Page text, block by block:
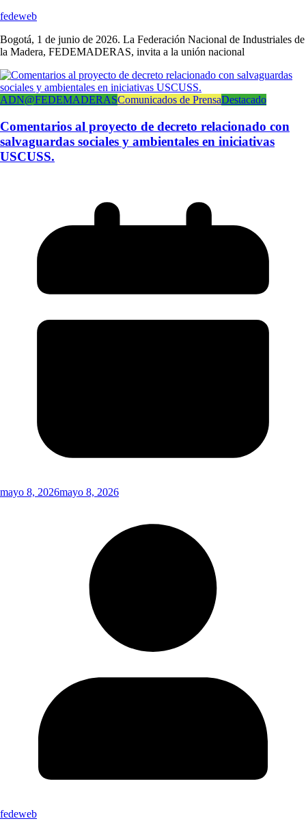
fedeweb
Bogotá, 1 de junio de 2026. La Federación Nacional de Industriales de
la Madera, FEDEMADERAS, invita a la unión nacional
ADN@FEDEMADERASComunicados de PrensaDestacado
Comentarios al proyecto de decreto relacionado con
salvaguardas sociales y ambientales en iniciativas
USCUSS.
mayo 8, 2026mayo 8, 2026
fedeweb